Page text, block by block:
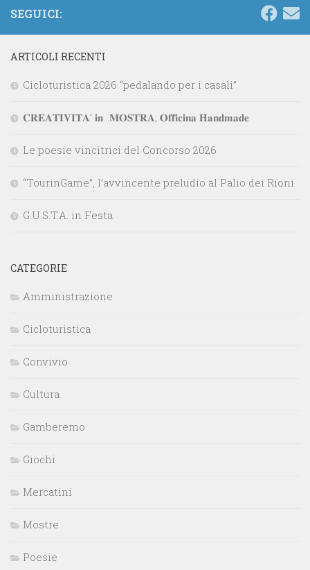
SEGUICI:
ARTICOLI RECENTI
Cicloturistica 2026 “pedalando per i casali”
𝐂𝐑𝐄𝐀𝐓𝐈𝐕𝐈𝐓𝐀’ 𝐢𝐧…𝐌𝐎𝐒𝐓𝐑𝐀; 𝐎𝐟𝐟𝐢𝐜𝐢𝐧𝐚 𝐇𝐚𝐧𝐝𝐦𝐚𝐝𝐞
Le poesie vincitrici del Concorso 2026
“TourinGame”, l’avvincente preludio al Palio dei Rioni
G.U.S.T.A. in Festa
CATEGORIE
Amministrazione
Cicloturistica
Convivio
Cultura
Gamberemo
Giochi
Mercatini
Mostre
Poesie